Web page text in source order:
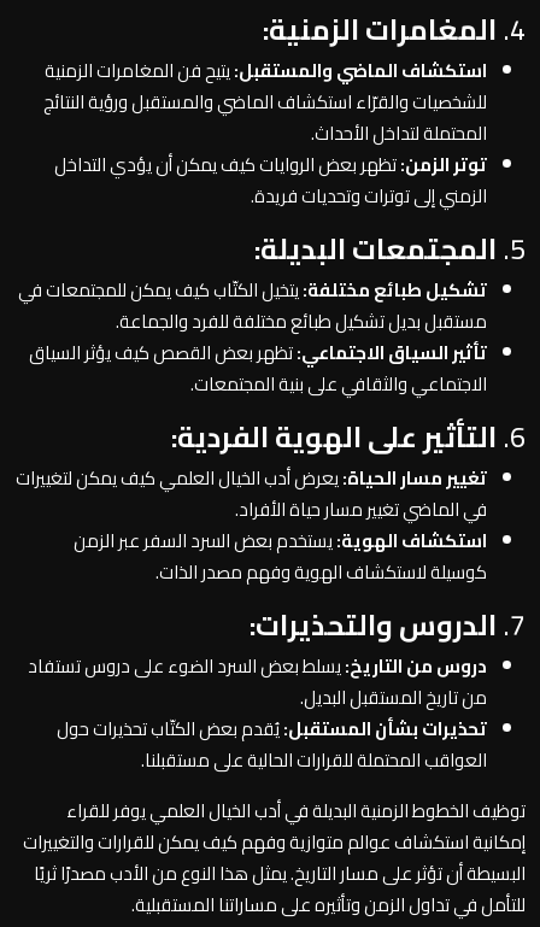
4. المغامرات الزمنية:
استكشاف الماضي والمستقبل:يتيح فن المغامرات الزمنية
للشخصيات والقرّاء استكشاف الماضي والمستقبل ورؤية النتائج
المحتملة لتداخل الأحداث.
توتر الزمن:تظهر بعض الروايات كيف يمكن أن يؤدي التداخل
الزمني إلى توترات وتحديات فريدة.
5. المجتمعات البديلة:
تشكيل طبائع مختلفة:يتخيل الكتّاب كيف يمكن للمجتمعات في
مستقبل بديل تشكيل طبائع مختلفة للفرد والجماعة.
تأثير السياق الاجتماعي:تظهر بعض القصص كيف يؤثر السياق
الاجتماعي والثقافي على بنية المجتمعات.
6. التأثير على الهوية الفردية:
تغيير مسار الحياة:يعرض أدب الخيال العلمي كيف يمكن لتغييرات
في الماضي تغيير مسار حياة الأفراد.
استكشاف الهوية:يستخدم بعض السرد السفر عبر الزمن
كوسيلة لاستكشاف الهوية وفهم مصدر الذات.
7. الدروس والتحذيرات:
دروس من التاريخ:يسلط بعض السرد الضوء على دروس تستفاد
من تاريخ المستقبل البديل.
تحذيرات بشأن المستقبل:يُقدم بعض الكتّاب تحذيرات حول
العواقب المحتملة للقرارات الحالية على مستقبلنا.
توظيف الخطوط الزمنية البديلة في أدب الخيال العلمي يوفر للقراء
إمكانية استكشاف عوالم متوازية وفهم كيف يمكن للقرارات والتغييرات
البسيطة أن تؤثر على مسار التاريخ. يمثل هذا النوع من الأدب مصدرًا ثريًا
للتأمل في تداول الزمن وتأثيره على مساراتنا المستقبلية.